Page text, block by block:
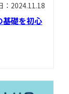
：2024.11.18
基礎を初心